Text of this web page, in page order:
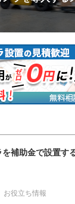
を補助金で設置す
お役立ち情報